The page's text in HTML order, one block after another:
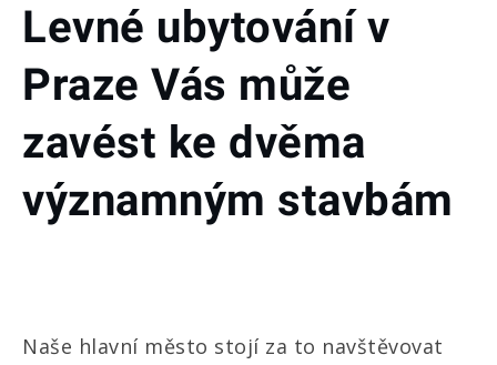
Levné
ubytování v
Praze Vás
může
zavést ke
dvěma
významným
stavbám
Levné ubytování v
Praze Vás může
zavést ke dvěma
významným stavbám
Naše hlavní město stojí za to navštěvovat